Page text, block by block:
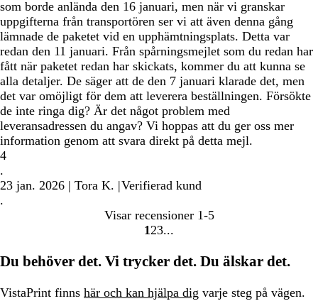
som borde anlända den 16 januari, men när vi granskar
uppgifterna från transportören ser vi att även denna gång
lämnade de paketet vid en upphämtningsplats. Detta var
redan den 11 januari. Från spårningsmejlet som du redan har
fått när paketet redan har skickats, kommer du att kunna se
alla detaljer. De säger att de den 7 januari klarade det, men
det var omöjligt för dem att leverera beställningen. Försökte
de inte ringa dig? Är det något problem med
leveransadressen du angav? Vi hoppas att du ger oss mer
information genom att svara direkt på detta mejl.
4
.
23 jan. 2026 | Tora K. |Verifierad kund
.
Visar recensioner 1-5
Gå
sidan
1 Gå
sidan
2 Gå
sidan
3
Du behöver det. Vi trycker det. Du älskar det.
VistaPrint finns här och kan hjälpa dig varje steg på vägen.